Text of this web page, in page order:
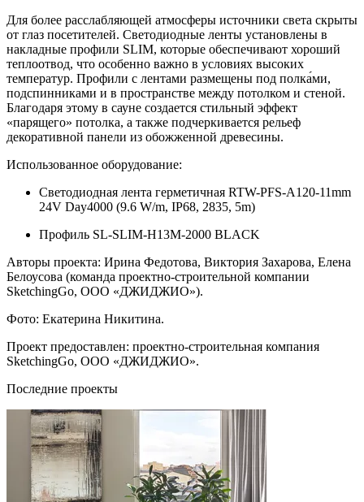
Для более расслабляющей атмосферы источники света скрыты
от глаз посетителей. Светодиодные ленты установлены в
накладные профили SLIM, которые обеспечивают хороший
теплоотвод, что особенно важно в условиях высоких
температур. Профили с лентами размещены под полка́ми,
подспинниками и в пространстве между потолком и стеной.
Благодаря этому в сауне создается стильный эффект
«парящего» потолка, а также подчеркивается рельеф
декоративной панели из обожженной древесины.
Использованное оборудование:
Светодиодная лента герметичная RTW-PFS-A120-11mm
24V Day4000 (9.6 W/m, IP68, 2835, 5m)
Профиль SL-SLIM-H13M-2000 BLACK
Авторы проекта: Ирина Федотова, Виктория Захарова, Елена
Белоусова (команда проектно-строительной компании
SketchingGo, ООО «ДЖИДЖИО»).
Фото: Екатерина Никитина.
Проект предоставлен: проектно-строительная компания
SketchingGo, ООО «ДЖИДЖИО».
Последние проекты